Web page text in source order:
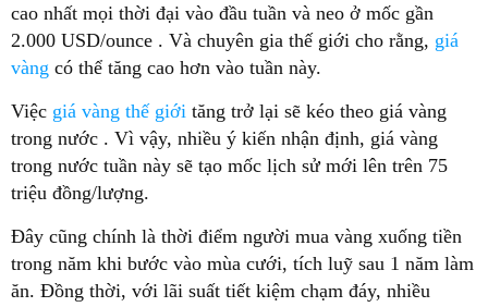
cao nhất mọi thời đại vào đầu tuần và neo ở mốc gần
2.000 USD/ounce . Và chuyên gia thế giới cho rằng, giá
vàng có thể tăng cao hơn vào tuần này.
Việc giá vàng thế giới tăng trở lại sẽ kéo theo giá vàng
trong nước . Vì vậy, nhiều ý kiến nhận định, giá vàng
trong nước tuần này sẽ tạo mốc lịch sử mới lên trên 75
triệu đồng/lượng.
Đây cũng chính là thời điểm người mua vàng xuống tiền
trong năm khi bước vào mùa cưới, tích luỹ sau 1 năm làm
ăn. Đồng thời, với lãi suất tiết kiệm chạm đáy, nhiều